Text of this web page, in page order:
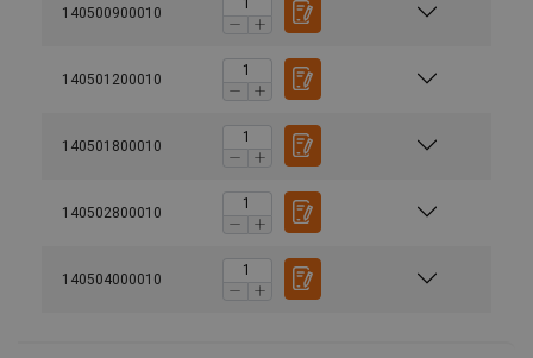
140500900010
140501200010
140501800010
140502800010
140504000010
Dokumenter
-Froskekjeft CBR 07-007.pdf